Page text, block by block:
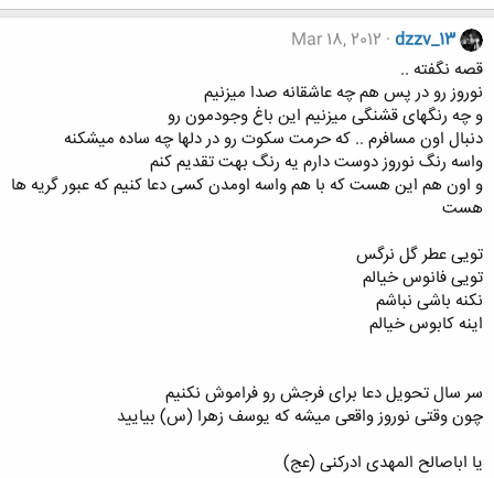
dzzv_13
Mar 18, 2012
قصه نگفته ..
نوروز رو در پس هم چه عاشقانه صدا میزنیم
و چه رنگهای قشنگی میزنیم این باغ وجودمون رو
دنبال اون مسافرم .. که حرمت سکوت رو در دلها چه ساده میشکنه
واسه رنگ نوروز دوست دارم یه رنگ بهت تقدیم کنم
و اون هم این هست که با هم واسه اومدن کسی دعا کنیم که عبور گریه ها
هست
تویی عطر گل نرگس
تویی فانوس خیالم
نکنه باشی نباشم
اینه کابوس خیالم
سر سال تحویل دعا برای فرجش رو فراموش نکنیم
چون وقتی نوروز واقعی میشه که یوسف زهرا (س) بیایید
یا اباصالح المهدی ادرکنی (عج)